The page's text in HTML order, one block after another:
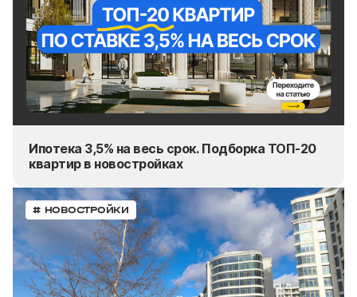
Ипотека 3,5% на весь срок. Подборка ТОП-20
квартир в новостройках
# НОВОСТРОЙКИ